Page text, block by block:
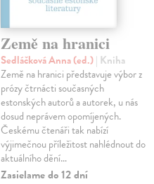
Země na hranici
Sedláčková Anna (ed.)| Kniha
Země na hranici představuje výbor z
prózy čtrnácti současných
estonských autorů a autorek, u nás
dosud neprávem opomíjených.
Českému čtenáři tak nabízí
výjimečnou příležitost nahlédnout do
aktuálního dění…
Zasielame do 12 dní